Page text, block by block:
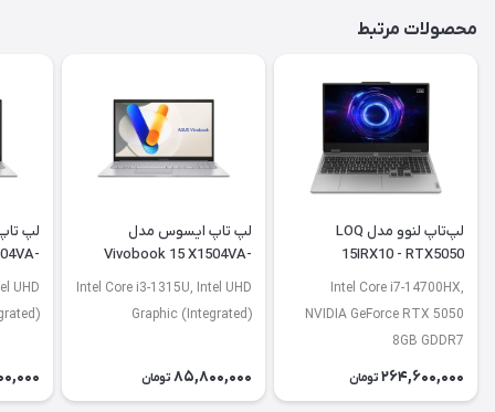
محصولات مرتبط
لپ‌تاپ لنوو مدل LOQ
15IRX10 - RTX5050
Intel Core i7-14700HX,
NVIDIA GeForce RTX 5050
8GB GDDR7
264,600,000 تومان
لپ تاپ ایسوس مدل
Vivobook 15 X1504VA-
BQ4675
Intel Core i3-1315U, Intel UHD
Graphic (Integrated)
85,800,000 تومان
لپ
UHD